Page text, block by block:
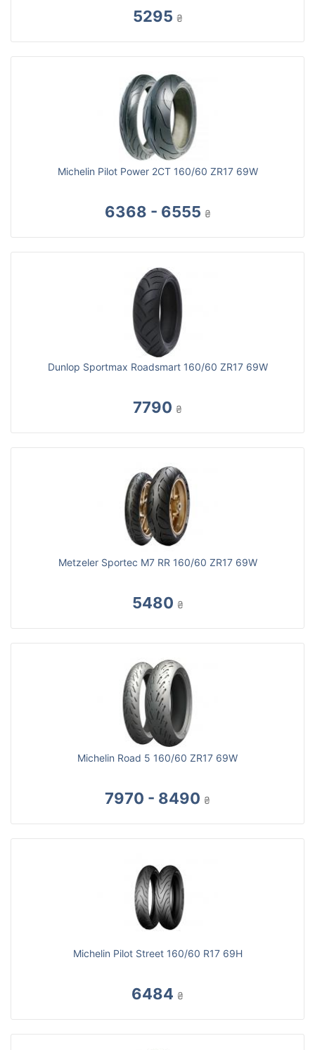
5295 ₴
Michelin Pilot Power 2CT 160/60 ZR17 69W
6368 - 6555 ₴
Dunlop Sportmax Roadsmart 160/60 ZR17 69W
7790 ₴
Metzeler Sportec M7 RR 160/60 ZR17 69W
5480 ₴
Michelin Road 5 160/60 ZR17 69W
7970 - 8490 ₴
Michelin Pilot Street 160/60 R17 69H
6484 ₴